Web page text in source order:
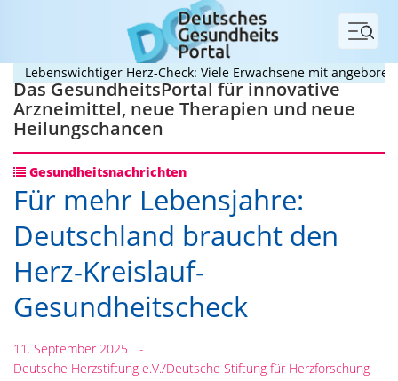
Menü
Herz-Check: Viele Erwachsene mit angeborenem
Das GesundheitsPortal für innovative
Arzneimittel, neue Therapien und neue
Heilungschancen
Gesundheitsnachrichten
Für mehr Lebensjahre:
Deutschland braucht den
Herz-Kreislauf-
Gesundheitscheck
11. September 2025
-
Deutsche Herzstiftung e.V./Deutsche Stiftung für Herzforschung